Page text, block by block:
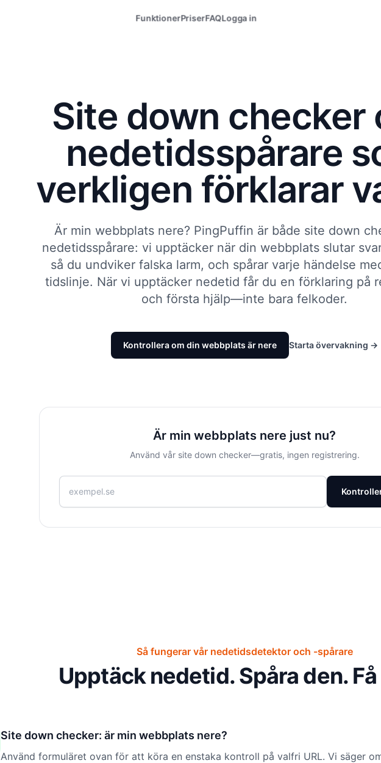
FunktionerPriserFAQLogga in
Site down checker
nedetidsspårare
verkligen förklarar
Är min webbplats nere? PingPuffin är både site down
nedetidsspårare: vi upptäcker när din webbplats slutar
så du undviker falska larm, och spårar varje händelse
tidslinje. När vi upptäcker nedetid får du en förklaring på
och första hjälp—inte bara felkoder.
Kontrollera om din webbplats är nere Starta övervakning →
Är min webbplats nere just nu?
Använd vår site down checker—gratis, ingen registrering.
Så fungerar vår nedetidsdetektor och -spårare
Upptäck nedetid. Spåra den.
Site down checker: är min webbplats nere?
Använd formuläret ovan för att köra en enstaka kontroll på valfri URL. Vi säger